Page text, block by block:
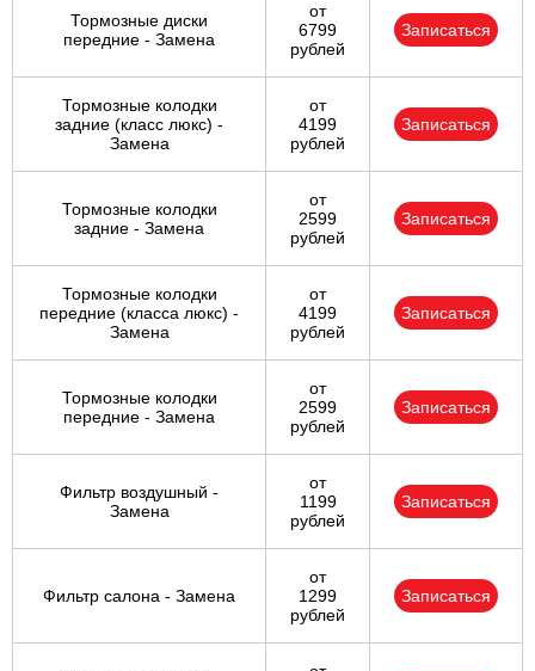
Тормозные диски
передние - Замена
от
6799
рублей
Записаться
Тормозные колодки
задние (класс люкс) -
Замена
от
4199
рублей
Записаться
Тормозные колодки
задние - Замена
от
2599
рублей
Записаться
Тормозные колодки
передние (класса люкс) -
Замена
от
4199
рублей
Записаться
Тормозные колодки
передние - Замена
от
2599
рублей
Записаться
Фильтр воздушный -
Замена
от
1199
рублей
Записаться
Фильтр салона - Замена
от
1299
рублей
Записаться